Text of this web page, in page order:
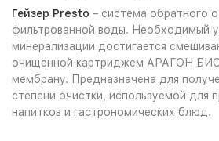
Гейзер Presto – система обратного
фильтрованной воды. Необходимый
минерализации достигается
очищенной картриджем АРАГОН
мембрану. Предназначена для
степени очистки, используемой для
напитков и гастрономических блюд.